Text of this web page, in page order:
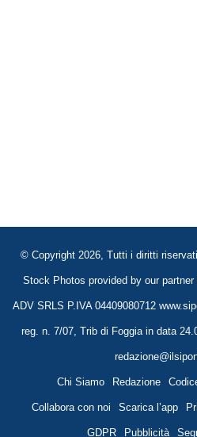
© Copyright 2026, Tutti i diritti
Stock Photos provided by our partner
ADV SRLS P.IVA 04409080712
reg. n. 7/07, Trib di Foggia in data
Chi Siamo Redazione
Collabora con noi Scarica l’app
GDPR Pubblicità